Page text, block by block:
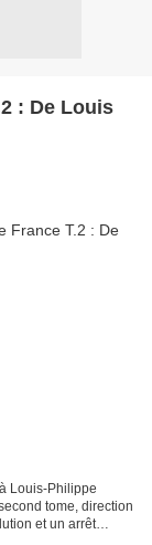
: De Louis
Louis-Philippe
tome, direction
et un arrêt